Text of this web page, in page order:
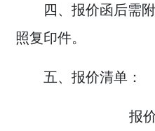
四、报价函后需
照复印件。
五、报价清单：
报